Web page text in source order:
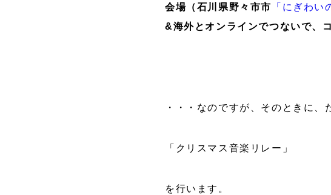
会場（石川県野々市市 「にぎわい
&海外とオンラインでつないで、
・・・なのですが、そのときに、
「クリスマス音楽リレー」
を行います。